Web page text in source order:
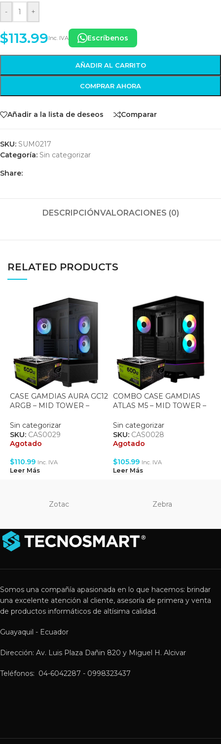
- +
$113.99Inc. IVA Escríbenos
AÑADIR AL CARRITO
COMPRAR AHORA
Añadir a la lista de deseos Comparar
SKU: SUM0217
Categoría: Sin categorizar
Share:
DESCRIPCIÓNVALORACIONES (0)
RELATED PRODUCTS
CASE GAMDIAS AURA GC12
ARGB – MID TOWER –
6 FAN 120MM ARGB –
BLACK + FUENTE 600W
Sin categorizar
SKU: CAS0029
Agotado
$110.99 Inc. IVA
Leer Más
COMBO CASE GAMDIAS
ATLAS M5 – MID TOWER –
3 FAN 120MM ARGB –
BLACK – FUENTE 600W
Sin categorizar
SKU: CAS0028
Agotado
$105.99 Inc. IVA
Leer Más
Zotac Zebra
Somos una compañía apasionada en lo que hacemos: brindar
una excelente atención al cliente, asesoría de primera y venta
de productos informáticos de altísima calidad.
Guayaquil - Ecuador
Dirección: Av. Luis Plaza Dañin 820 y Miguel H. Alcivar
Teléfonos: 04-6042287 - 0998323437